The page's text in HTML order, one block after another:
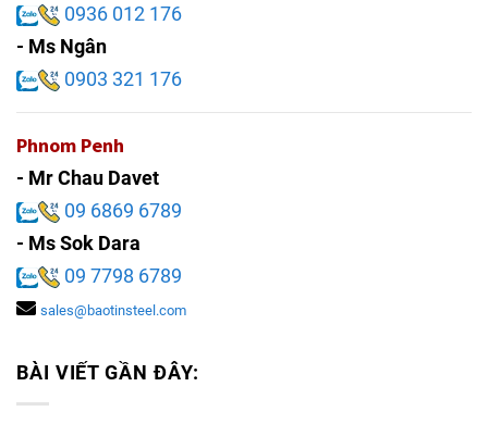
0936 012 176
- Ms Ngân
0903 321 176
Phnom Penh
- Mr Chau Davet
09 6869 6789
- Ms Sok Dara
09 7798 6789
sales@baotinsteel.com
BÀI VIẾT GẦN ĐÂY: